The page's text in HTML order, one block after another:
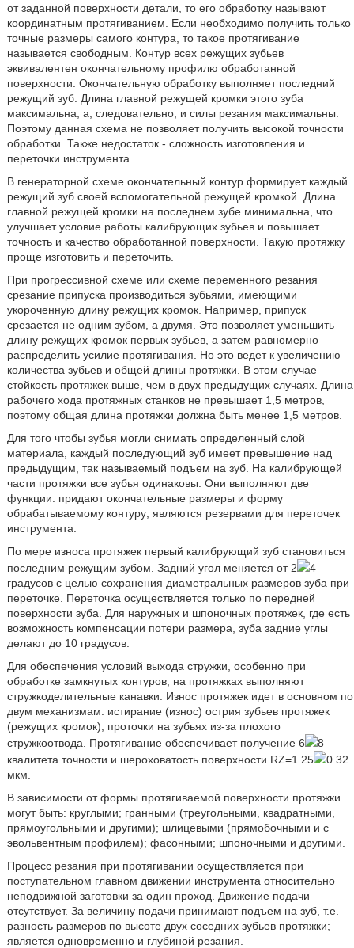
от заданной поверхности детали, то его обработку называют
координатным протягиванием. Если необходимо получить только
точные размеры самого контура, то такое протягивание
называется свободным. Контур всех режущих зубьев
эквивалентен окончательному профилю обработанной
поверхности. Окончательную обработку выполняет последний
режущий зуб. Длина главной режущей кромки этого зуба
максимальна, а, следовательно, и силы резания максимальны.
Поэтому данная схема не позволяет получить высокой точности
обработки. Также недостаток - сложность изготовления и
переточки инструмента.
В генераторной схеме окончательный контур формирует каждый
режущий зуб своей вспомогательной режущей кромкой. Длина
главной режущей кромки на последнем зубе минимальна, что
улучшает условие работы калибрующих зубьев и повышает
точность и качество обработанной поверхности. Такую протяжку
проще изготовить и переточить.
При прогрессивной схеме или схеме переменного резания
срезание припуска производиться зубьями, имеющими
укороченную длину режущих кромок. Например, припуск
срезается не одним зубом, а двумя. Это позволяет уменьшить
длину режущих кромок первых зубьев, а затем равномерно
распределить усилие протягивания. Но это ведет к увеличению
количества зубьев и общей длины протяжки. В этом случае
стойкость протяжек выше, чем в двух предыдущих случаях. Длина
рабочего хода протяжных станков не превышает 1,5 метров,
поэтому общая длина протяжки должна быть менее 1,5 метров.
Для того чтобы зубья могли снимать определенный слой
материала, каждый последующий зуб имеет превышение над
предыдущим, так называемый подъем на зуб. На калибрующей
части протяжки все зубья одинаковы. Они выполняют две
функции: придают окончательные размеры и форму
обрабатываемому контуру; являются резервами для переточек
инструмента.
По мере износа протяжек первый калибрующий зуб становиться
последним режущим зубом. Задний угол меняется от 2
4
градусов с целью сохранения диаметральных размеров зуба при
переточке. Переточка осуществляется только по передней
поверхности зуба. Для наружных и шпоночных протяжек, где есть
возможность компенсации потери размера, зуба задние углы
делают до 10 градусов.
Для обеспечения условий выхода стружки, особенно при
обработке замкнутых контуров, на протяжках выполняют
стружкоделительные канавки. Износ протяжек идет в основном по
двум механизмам: истирание (износ) острия зубьев протяжек
(режущих кромок); проточки на зубьях из-за плохого
стружкоотвода. Протягивание обеспечивает получение 6
8
квалитета точности и шероховатость поверхности RZ=1.25
0.32
мкм.
В зависимости от формы протягиваемой поверхности протяжки
могут быть: круглыми; гранными (треугольными, квадратными,
прямоугольными и другими); шлицевыми (прямобочными и с
эвольвентным профилем); фасонными; шпоночными и другими.
Процесс резания при протягивании осуществляется при
поступательном главном движении инструмента относительно
неподвижной заготовки за один проход. Движение подачи
отсутствует. За величину подачи принимают подъем на зуб, т.е.
разность размеров по высоте двух соседних зубьев протяжки;
является одновременно и глубиной резания.